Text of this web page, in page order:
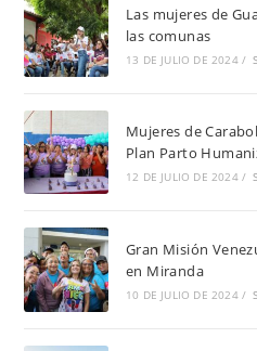
Las mujeres de
las comunas
13 DE JULIO DE 2024 /
Mujeres de
Plan Parto
12 DE JULIO DE 2024 /
Gran Misión
en Miranda
10 DE JULIO DE 2024 /